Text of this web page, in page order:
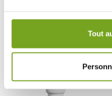
Votre choix de
Tout